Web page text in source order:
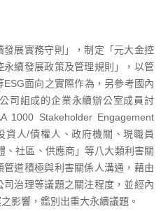
展實務守則」，制定「元大金控
續發展政策及管理規則」，以管
面向之實際作為，另參考國內
司組成的企業永續辦公室成員討
1000 Stakeholder Engagement
資人/債權人、政府機關、現職員
社區、供應商」等八大類利害關
道積極與利害關係人溝通，藉由
治理等議題之關注程度，並經內
影響，鑑別出重大永續議題。